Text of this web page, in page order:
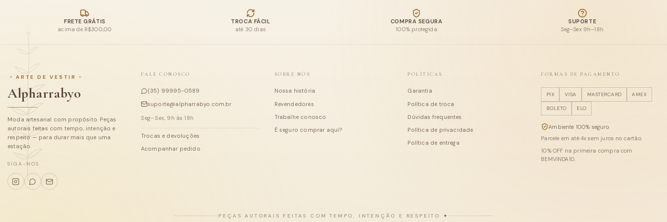
últimas entradas
FRETE GRÁTIS
acima de R$300,00
TROCA FÁCIL
até 30 dias
COMPRA SEGURA
100% protegida
SUPORTE
Seg–Sex 9h–18h
ARTE DE VESTIR
Alpharrabyo
Moda artesanal com propósito. Peças
autorais feitas com tempo, intenção e
respeito — para durar mais que uma
estação.
SIGA-NOS
FALE CONOSCO
(35) 99995-0589
suporte@alpharrabyo.com.br
Seg–Sex, 9h às 18h
Trocas e devoluções
Acompanhar pedido
SOBRE NÓS
Nossa história
Revendedores
Trabalhe conosco
É seguro comprar aqui?
POLÍTICAS
Garantia
Política de troca
Dúvidas frequentes
Política de privacidade
Política de entrega
FORMAS DE PAGAMENTO
PIX VISA MASTERCARD AMEX
BOLETO ELO
Ambiente 100% seguro
Parcele em até 4x sem juros no cartão.
10% OFF na primeira compra com
BEMVINDA10
PEÇAS AUTORAIS FEITAS COM TEMPO, INTENÇÃO E RESPEITO ✦